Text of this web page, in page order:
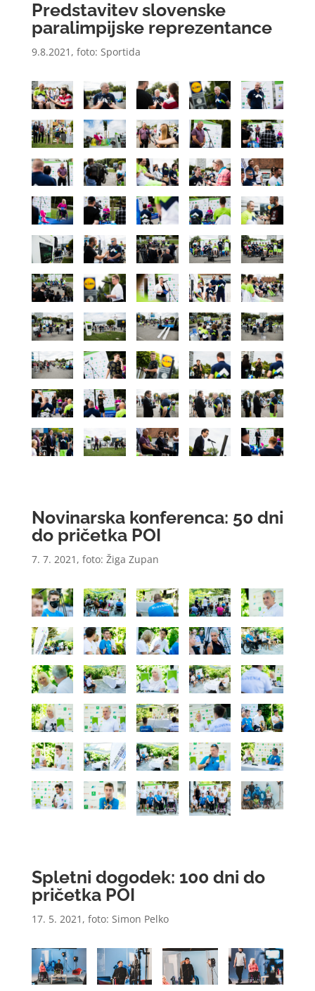
Predstavitev slovenske
paralimpijske reprezentance
9.8.2021 , foto: Sportida
Novinarska konferenca: 50 dni
do pričetka POI
7. 7. 2021, foto: Žiga Zupan
Spletni dogodek: 100 dni do
pričetka POI
17. 5. 2021, foto: Simon Pelko